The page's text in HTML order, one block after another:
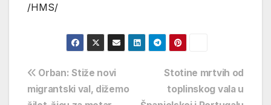
/HMS/
Navigacija
Stotine mrtvih od
toplinskog vala u
Orban: Stiže novi
migrantski val, dižemo